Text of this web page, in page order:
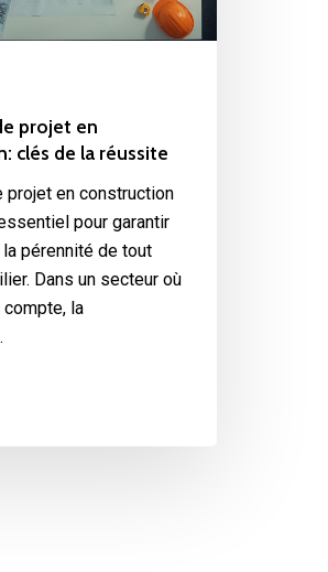
projet en
clés de la réussite
projet en construction
pour garantir
pérennité de tout
Dans un secteur où
la